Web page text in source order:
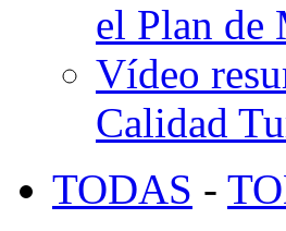
el Plan de
Vídeo
Calidad
TODAS -